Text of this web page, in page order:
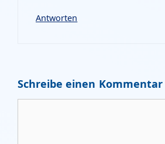
Antworten
Schreibe einen Kommentar